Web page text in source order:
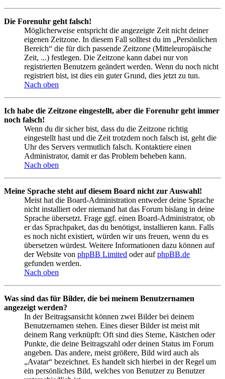
Die Forenuhr geht falsch!
Möglicherweise entspricht die angezeigte Zeit nicht deiner
eigenen Zeitzone. In diesem Fall solltest du im „Persönlichen
Bereich“ die für dich passende Zeitzone (Mitteleuropäische
Zeit, ...) festlegen. Die Zeitzone kann dabei nur von
registrierten Benutzern geändert werden. Wenn du noch nicht
registriert bist, ist dies ein guter Grund, dies jetzt zu tun.
Nach oben
Ich habe die Zeitzone eingestellt, aber die Forenuhr geht immer
noch falsch!
Wenn du dir sicher bist, dass du die Zeitzone richtig
eingestellt hast und die Zeit trotzdem noch falsch ist, geht die
Uhr des Servers vermutlich falsch. Kontaktiere einen
Administrator, damit er das Problem beheben kann.
Nach oben
Meine Sprache steht auf diesem Board nicht zur Auswahl!
Meist hat die Board-Administration entweder deine Sprache
nicht installiert oder niemand hat das Forum bislang in deine
Sprache übersetzt. Frage ggf. einen Board-Administrator, ob
er das Sprachpaket, das du benötigst, installieren kann. Falls
es noch nicht existiert, würden wir uns freuen, wenn du es
übersetzen würdest. Weitere Informationen dazu können auf
der Website von phpBB Limited oder aufphpBB.de
gefunden werden.
Nach oben
Was sind das für Bilder, die bei meinem Benutzernamen
angezeigt werden?
In der Beitragsansicht können zwei Bilder bei deinem
Benutzernamen stehen. Eines dieser Bilder ist meist mit
deinem Rang verknüpft: Oft sind dies Sterne, Kästchen oder
Punkte, die deine Beitragszahl oder deinen Status im Forum
angeben. Das andere, meist größere, Bild wird auch als
„Avatar“ bezeichnet. Es handelt sich hierbei in der Regel um
ein persönliches Bild, welches von Benutzer zu Benutzer